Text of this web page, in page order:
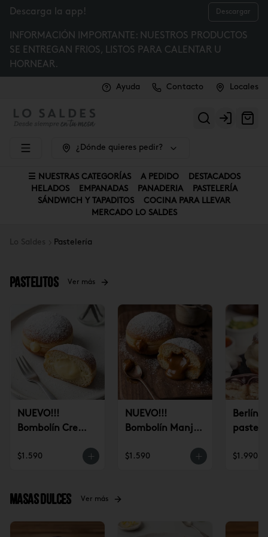
Descarga la app! Descargar
INFORMACIÓN IMPORTANTE: NUESTROS PRODUCTOS
SE ENTREGAN FRIOS, LISTOS PARA CALENTAR U
HORNEAR.
Ayuda Contacto Locales
Login
¿Dónde quieres pedir?
☰ NUESTRAS CATEGORÍAS A PEDIDO
DESTACADOS
HELADOS
EMPANADAS PANADERIA
PASTELERÍA
SÁNDWICH Y TAPADITOS
COCINA PARA LLEVAR
MERCADO LO SALDES
Lo Saldes Pastelería
Pastelitos Ver más
NUEVO!!!
Bombolín Crema
$1.590
NUEVO!!!
Bombolín Manjar
$1.590
Berlín
$1.990
Masas dulces Ver más